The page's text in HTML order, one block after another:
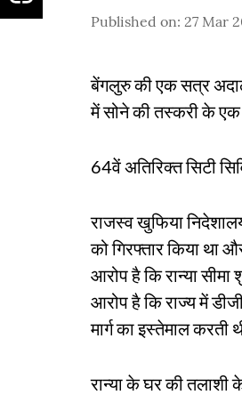
Published on: 27 Mar
बेंगलुरु की एक सत्र
में सोने की तस्करी के एक
64वें अतिरिक्त सिटी
राजस्व खुफिया
को गिरफ्तार किया था
आरोप है कि रान्या
आरोप है कि राज्य में
मार्ग का इस्तेमाल करती
रान्या के घर की